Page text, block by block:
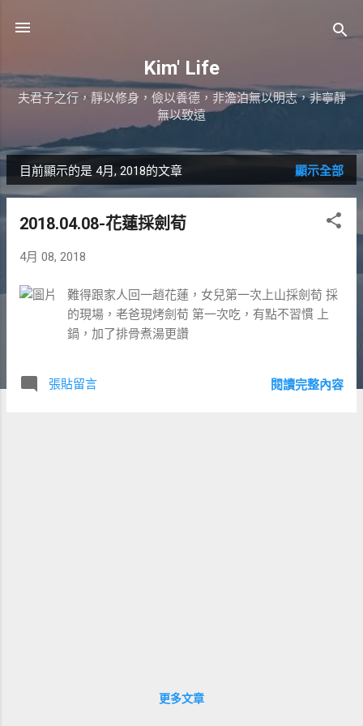
Kim' Life
夫君子之行，靜以修身，儉以養德，非澹泊無以明志，非寧靜
無以致遠
發
文
章
目前顯示的是 4月, 2018的文章 顯示全部
2018.04.08-花蓮採劍荀
4月 08, 2018
難得跟家人回一趙花蓮，女兒第一次上山採劍荀 採
的現場，老爸現烤劍荀 第一次吃，有點不習慣 上
鍋，加了排骨煮湯更讚
張貼留言 閱讀完整內容
更多文章